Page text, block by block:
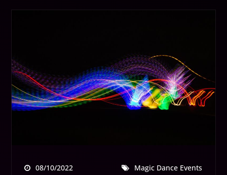
08/10/2022 Magic Dance Events